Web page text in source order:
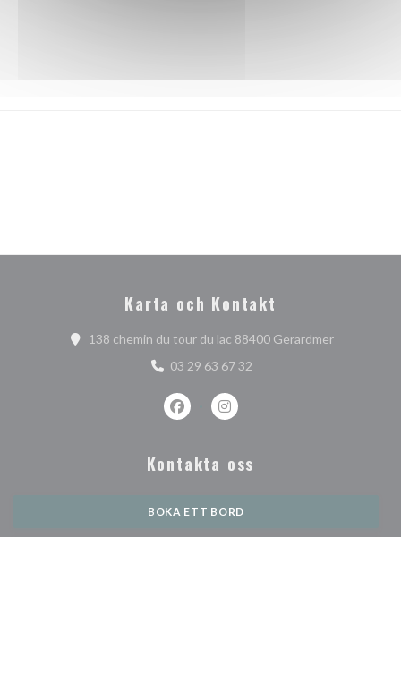
Karta och Kontakt
138 chemin du tour du lac 88400 Gerardmer((öppnas i
03 29 63 67 32
Facebook ((öppnas i ett nytt
Instagram ((öppnas i ett nytt
Kontakta oss
BOKA ETT BORD